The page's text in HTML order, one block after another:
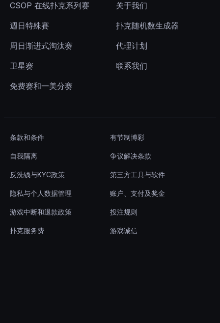
CSOP 在线扑克系列赛
週日特殊賽
周日渐进式淘汰赛
卫星赛
免费赛和一美分赛
关于我们
扑克随机数生成器
代理计划
联系我们
条款和条件 有节制博彩
自我隔离 争议解决条款
反洗钱与KYC政策 第三方工具与软件
隐私与个人数据管理 账户、支付及奖金
游戏中断和退款政策 投注规则
扑克服务费 游戏诚信